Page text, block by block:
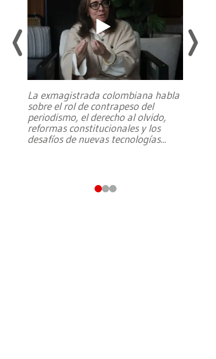
La exmagistrada colombiana habla
sobre el rol de contrapeso del
periodismo, el derecho al olvido,
reformas constitucionales y los
desafíos de nuevas tecnologías...